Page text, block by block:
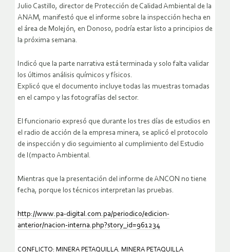
Julio Castillo, director de Protección de Calidad Ambiental de la
ANAM, manifestó que el informe sobre la inspección hecha en
el área de Molejón, en Donoso, podría estar listo a principios de
la próxima semana.
Indicó que la parte narrativa está terminada y solo falta validar
los últimos análisis químicos y físicos.
Explicó que el documento incluye todas las muestras tomadas
en el campo y las fotografías del sector.
El funcionario expresó que durante los tres días de estudios en
el radio de acción de la empresa minera, se aplicó el protocolo
de inspección y dio seguimiento al cumplimiento del Estudio
de I(mpacto Ambiental.
Mientras que la presentación del informe de ANCON no tiene
fecha, porque los técnicos interpretan las pruebas.
http://www.pa-digital.com.pa/periodico/edicion-
anterior/nacion-interna.php?story_id=961234
CONFLICTO: MINERA PETAQUILLA, MINERA PETAQUILLA